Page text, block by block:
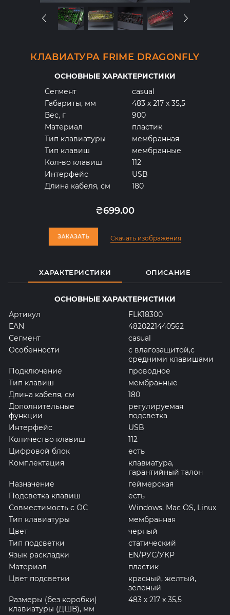
КЛАВИАТУРА FRIME DRAGONFLY
ОСНОВНЫЕ ХАРАКТЕРИСТИКИ
Сегмент
casual
Габариты, мм
483 х 217 х 35,5
Вес, г
900
Материал
пластик
Тип клавиатуры
мембранная
Тип клавиш
мембранные
Кол-во клавиш
112
Интерфейс
USB
Длина кабеля, см
180
₴699.00
ЗАКАЗАТЬ
ЗАКАЗАТЬ Скачать изображения
ХАРАКТЕРИСТИКИ ОПИСАНИЕ
ОСНОВНЫЕ ХАРАКТЕРИСТИКИ
Артикул
FLK18300
EAN
4820221440562
Сегмент
casual
Особенности
с влагозащитой,с
средними клавишами
Подключение
проводное
Тип клавиш
мембранные
Длина кабеля, см
180
Дополнительные
функции
регулируемая
подсветка
Интерфейс
USB
Количество клавиш
112
Цифровой блок
есть
Комплектация
клавиатура,
гарантийный талон
Назначение
геймерская
Подсветка клавиш
есть
Совместимость с ОС
Windows, Mac OS, Linux
Тип клавиатуры
мембранная
Цвет
черный
Тип подсветки
статический
Язык раскладки
EN/РУС/УКР
Материал
пластик
Цвет подсветки
красный, желтый,
зеленый
Размеры (без коробки)
клавиатуры (ДШВ), мм
483 х 217 х 35,5